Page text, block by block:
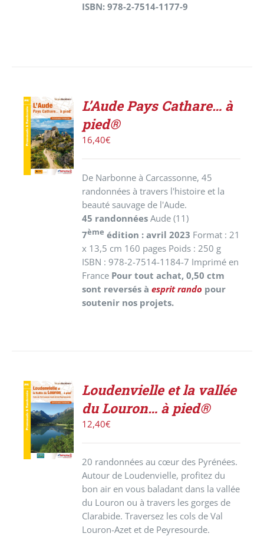
ISBN: 978-2-7514-1177-9
AJOUTER
AU
PANIER
/
DÉTAILS
L’Aude Pays Cathare… à
pied®
16,40€
De Narbonne à Carcassonne, 45
randonnées à travers l'histoire et la
beauté sauvage de l'Aude.
45 randonnées Aude (11)
7ème édition : avril 2023 Format : 21
x 13,5 cm 160 pages Poids : 250 g
ISBN : 978-2-7514-1184-7 Imprimé en
France Pour tout achat, 0,50 ctm
sont reversés àesprit rando pour
soutenir nos projets.
ACHETER
LE
PRODUIT
/
DÉTAILS
Loudenvielle et la vallée
du Louron… à pied®
12,40€
20 randonnées au cœur des Pyrénées.
Autour de Loudenvielle, profitez du
bon air en vous baladant dans la vallée
du Louron ou à travers les gorges de
Clarabide. Traversez les cols de Val
Louron-Azet et de Peyresourde.